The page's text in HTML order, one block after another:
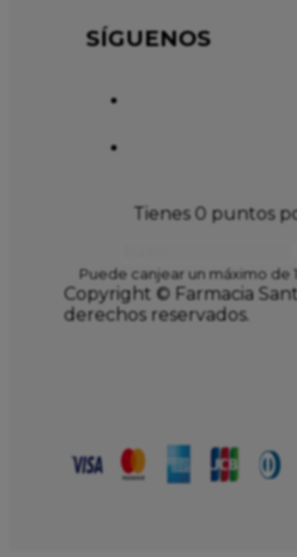
SÍGUENOS
Tienes 0 puntos
Puede canjear un máximo de
Copyright © Farmacia
derechos reservados.